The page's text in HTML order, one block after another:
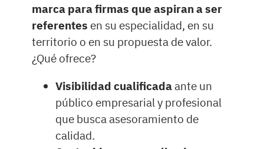
marca para firmas que aspiran a ser
referentes en su especialidad, en su
territorio o en su propuesta de valor.
¿Qué ofrece?
Visibilidad cualificada ante un
público empresarial y profesional
que busca asesoramiento de
calidad.